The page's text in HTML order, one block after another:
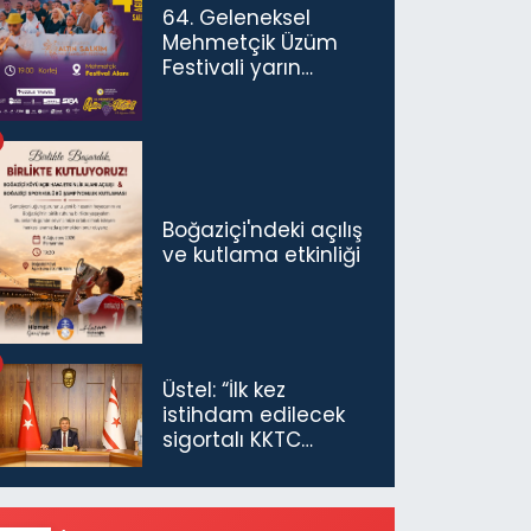
64. Geleneksel
Mehmetçik Üzüm
Festivali yarın
Boğaziçi'ndeki açılış
ve kutlama etkinliği
Üstel: “İlk kez
istihdam edilecek
sigortalı KKTC
maaş desteğini 35
bin TL'ye çıkardık”